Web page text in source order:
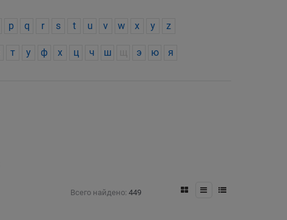
p q r s t u v w x y z
т у ф х ц ч ш э ю я
Всего найдено: 449